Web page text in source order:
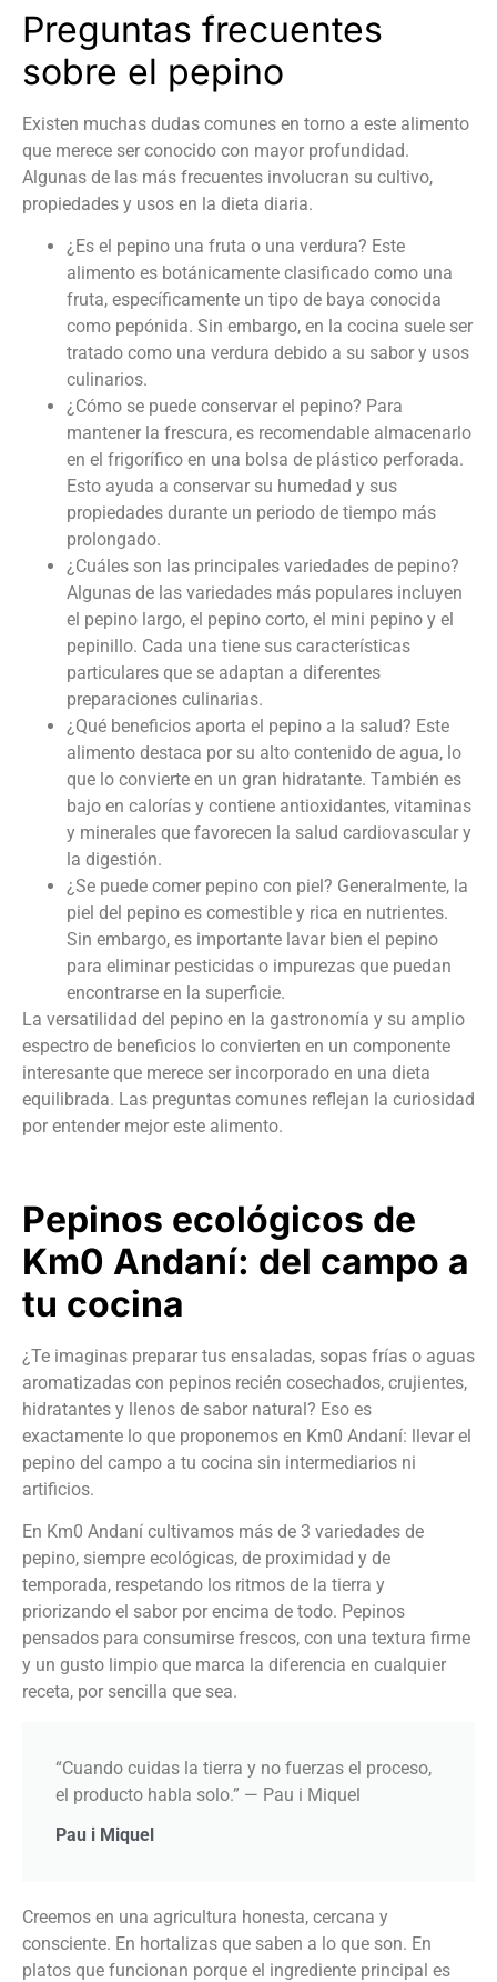
Preguntas frecuentes
sobre el pepino
Existen muchas dudas comunes en torno a este alimento
que merece ser conocido con mayor profundidad.
Algunas de las más frecuentes involucran su cultivo,
propiedades y usos en la dieta diaria.
¿Es el pepino una fruta o una verdura? Este
alimento es botánicamente clasificado como una
fruta, específicamente un tipo de baya conocida
como pepónida. Sin embargo, en la cocina suele ser
tratado como una verdura debido a su sabor y usos
culinarios.
¿Cómo se puede conservar el pepino? Para
mantener la frescura, es recomendable almacenarlo
en el frigorífico en una bolsa de plástico perforada.
Esto ayuda a conservar su humedad y sus
propiedades durante un periodo de tiempo más
prolongado.
¿Cuáles son las principales variedades de pepino?
Algunas de las variedades más populares incluyen
el pepino largo, el pepino corto, el mini pepino y el
pepinillo. Cada una tiene sus características
particulares que se adaptan a diferentes
preparaciones culinarias.
¿Qué beneficios aporta el pepino a la salud? Este
alimento destaca por su alto contenido de agua, lo
que lo convierte en un gran hidratante. También es
bajo en calorías y contiene antioxidantes, vitaminas
y minerales que favorecen la salud cardiovascular y
la digestión.
¿Se puede comer pepino con piel? Generalmente, la
piel del pepino es comestible y rica en nutrientes.
Sin embargo, es importante lavar bien el pepino
para eliminar pesticidas o impurezas que puedan
encontrarse en la superficie.
La versatilidad del pepino en la gastronomía y su amplio
espectro de beneficios lo convierten en un componente
interesante que merece ser incorporado en una dieta
equilibrada. Las preguntas comunes reflejan la curiosidad
por entender mejor este alimento.
Pepinos ecológicos de
Km0 Andaní: del campo a
tu cocina
¿Te imaginas preparar tus ensaladas, sopas frías o aguas
aromatizadas con pepinos recién cosechados, crujientes,
hidratantes y llenos de sabor natural? Eso es
exactamente lo que proponemos en Km0 Andaní: llevar el
pepino del campo a tu cocina sin intermediarios ni
artificios.
En Km0 Andaní cultivamos más de 3 variedades de
pepino, siempre ecológicas, de proximidad y de
temporada, respetando los ritmos de la tierra y
priorizando el sabor por encima de todo. Pepinos
pensados para consumirse frescos, con una textura firme
y un gusto limpio que marca la diferencia en cualquier
receta, por sencilla que sea.
“Cuando cuidas la tierra y no fuerzas el proceso,
el producto habla solo.” — Pau i Miquel
Pau i Miquel
Creemos en una agricultura honesta, cercana y
consciente. En hortalizas que saben a lo que son. En
platos que funcionan porque el ingrediente principal es